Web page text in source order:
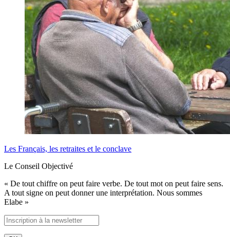
Les Français, les retraites et le conclave
Le Conseil Objectivé
« De tout chiffre on peut faire verbe. De tout mot on peut faire sens.
A tout signe on peut donner une interprétation. Nous sommes
Elabe »